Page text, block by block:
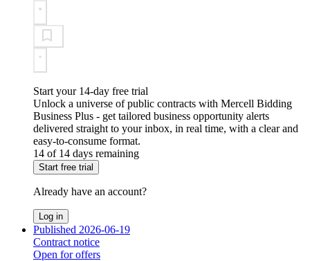
Start your 14-day free trial
Unlock a universe of public contracts with Mercell Bidding
Business Plus - get tailored business opportunity alerts
delivered straight to your inbox, in real time, with a clear and
easy-to-consume format.
14 of 14 days remaining
Start free trial
Already have an account?
Log in
Published 2026-06-19
Contract notice
Open for offers